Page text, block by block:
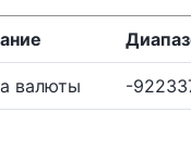
валюты -